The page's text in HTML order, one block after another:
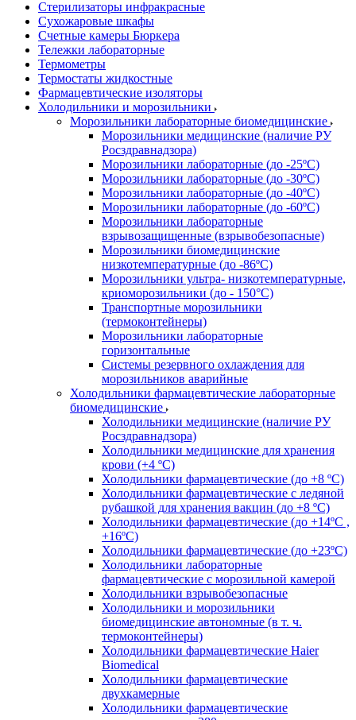
Стерилизаторы инфракрасные
Сухожаровые шкафы
Счетные камеры Бюркера
Тележки лабораторные
Термометры
Термостаты жидкостные
Фармацевтические изоляторы
Холодильники и морозильники
Морозильники лабораторные биомедицинские
Морозильники медицинские (наличие РУ
Росздравнадзора)
Морозильники лабораторные (до -25ºС)
Морозильники лабораторные (до -30ºС)
Морозильники лабораторные (до -40ºС)
Морозильники лабораторные (до -60ºС)
Морозильники лабораторные
взрывозащищенные (взрывобезопасные)
Морозильники биомедицинские
низкотемпературные (до -86ºС)
Морозильники ультра- низкотемпературные,
криоморозильники (до - 150°С)
Транспортные морозильники
(термоконтейнеры)
Морозильники лабораторные
горизонтальные
Системы резервного охлаждения для
морозильников аварийные
Холодильники фармацевтические лабораторные
биомедицинские
Холодильники медицинские (наличие РУ
Росздравнадзора)
Холодильники медицинские для хранения
крови (+4 ºС)
Холодильники фармацевтические (до +8 ºС)
Холодильники фармацевтические с ледяной
рубашкой для хранения вакцин (до +8 ºС)
Холодильники фармацевтические (до +14ºС ,
+16ºС)
Холодильники фармацевтические (до +23ºС)
Холодильники лабораторные
фармацевтические с морозильной камерой
Холодильники взрывобезопасные
Холодильники и морозильники
биомедицинские автономные (в т. ч.
термоконтейнеры)
Холодильники фармацевтические Haier
Biomedical
Холодильники фармацевтические
двухкамерные
Холодильники фармацевтические